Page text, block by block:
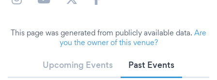
This page was generated from publicly available data. Are
you the owner of this venue?
Upcoming Events Past Events